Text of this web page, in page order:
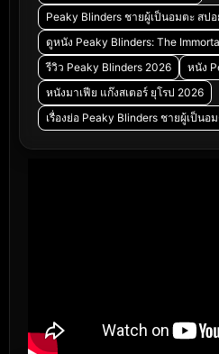
Peaky Blinders ชายผู้เป็นอมตะ สปอ
ดูหนัง Peaky Blinders: The
รีวิว Peaky Blinders 2026
หนัง
หนังมาเฟีย แก๊งสเตอร์ ยุโรป 2026
เรื่องย่อ Peaky Blinders ชายผู้เป็นอ